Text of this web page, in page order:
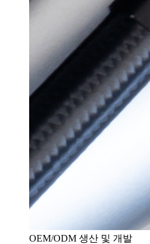
OEM/ODM 생산 및 개발